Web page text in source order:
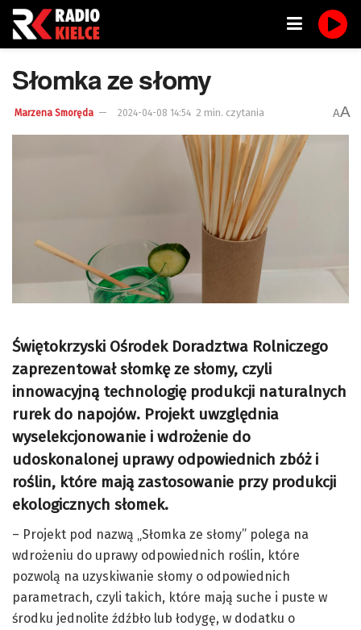
Słomka ze słomy
Marzena Smoręda 2024-04-08 14:54 2 min. czytania AA
Świętokrzyski Ośrodek Doradztwa Rolniczego
zaprezentował słomkę ze słomy, czyli
innowacyjną technologię produkcji naturalnych
rurek do napojów. Projekt uwzględnia
wyselekcjonowanie i wdrożenie do
udoskonalonej uprawy odpowiednich zbóż i
roślin, które mają zastosowanie przy produkcji
ekologicznych słomek.
– Projekt pod nazwą „Słomka ze słomy” polega na
wdrożeniu do uprawy odpowiednich roślin, które
pozwolą na uzyskiwanie słomy o odpowiednich
parametrach, czyli takich, które mają suche i puste w
środku jednolite źdźbło lub łodygę, w dodatku o